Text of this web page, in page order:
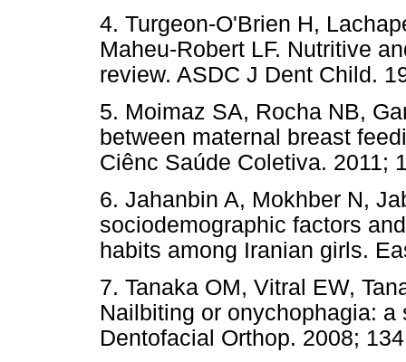
4. Turgeon-O'Brien H,
Maheu-Robert LF. Nutritive
review. ASDC J Dent Child.
5. Moimaz SA, Rocha NB,
between maternal breast
Ciênc Saúde Coletiva. 2011;
6. Jahanbin A, Mokhber N,
sociodemographic factors
habits among Iranian girls.
7. Tanaka OM, Vitral EW,
Nailbiting or onychophagia:
Dentofacial Orthop. 2008;